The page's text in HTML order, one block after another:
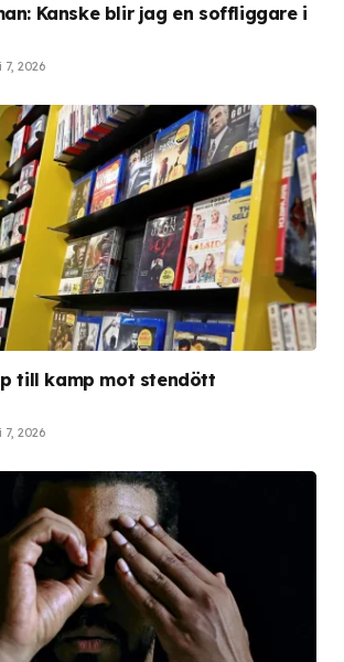
Kanske blir jag en soffliggare i
2026
till kamp mot stendött
2026